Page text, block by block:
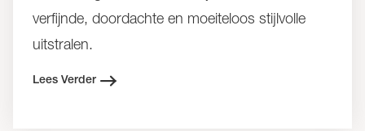
verfijnde, doordachte en moeiteloos stijlvolle
uitstralen.
Lees Verder